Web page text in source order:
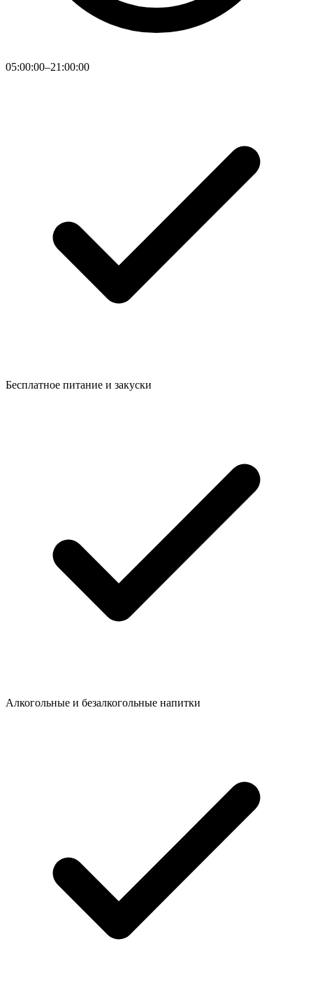
05:00:00–21:00:00
Бесплатное питание и закуски
Алкогольные и безалкогольные напитки